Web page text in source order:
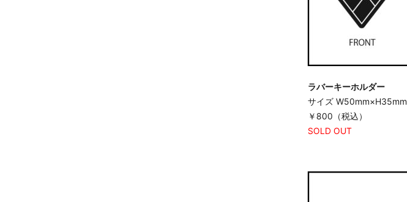
ラバーキーホルダー
サイズ W50mm×H35mm
￥800（税込）
SOLD OUT